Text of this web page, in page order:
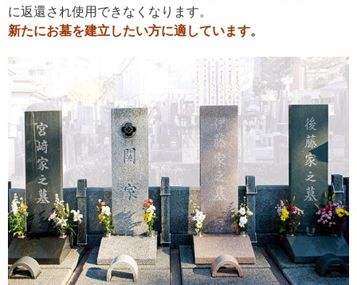
に返還され使用できなくなります。
新たにお墓を建立したい方に適しています。